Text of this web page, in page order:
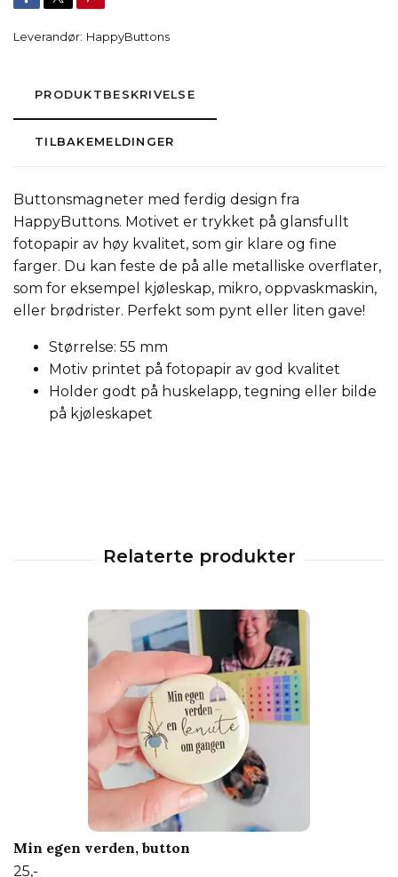
Leverandør: HappyButtons
PRODUKTBESKRIVELSE
TILBAKEMELDINGER
Buttonsmagneter med ferdig design fra
HappyButtons. Motivet er trykket på glansfullt
fotopapir av høy kvalitet, som gir klare og fine
farger. Du kan feste de på alle metalliske overflater,
som for eksempel kjøleskap, mikro, oppvaskmaskin,
eller brødrister. Perfekt som pynt eller liten gave!
Størrelse: 55 mm
Motiv printet på fotopapir av god kvalitet
Holder godt på huskelapp, tegning eller bilde
på kjøleskapet
Min egen verden, button
25,-